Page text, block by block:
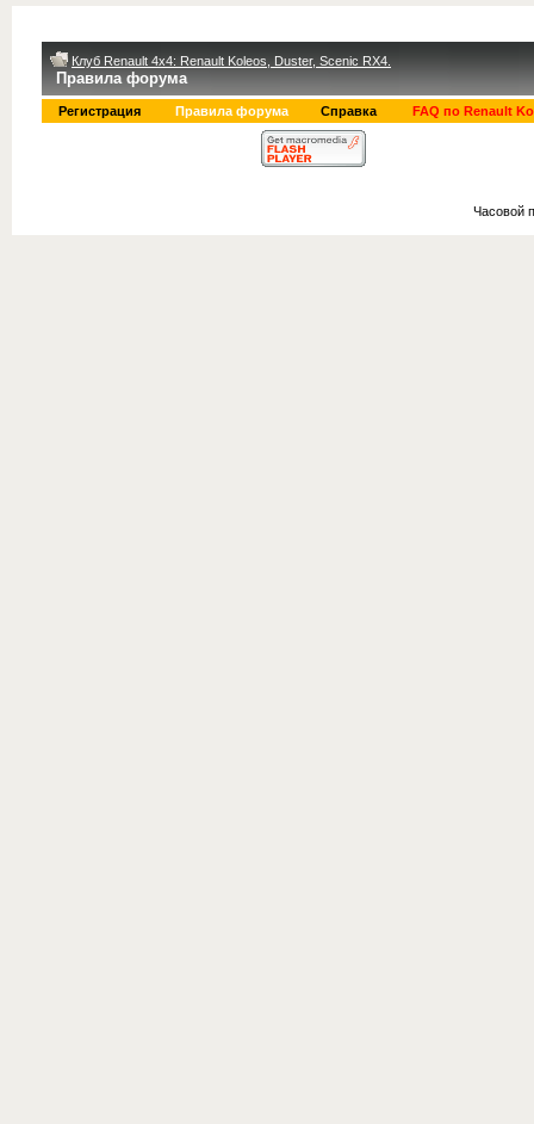
Клуб Renault 4x4: Renault Koleos, Duster, Scenic RX4.
Правила форума
Регистрация Правила форума Справка FAQ по Renault
Часовой